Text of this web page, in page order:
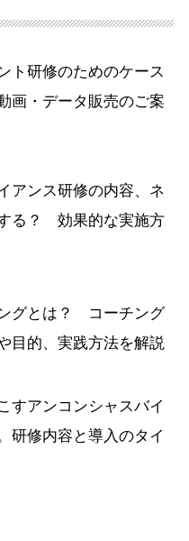
ト研修のためのケース
画・データ販売のご案
アンス研修の内容、ネ
る？ 効果的な実施方
グとは？ コーチング
目的、実践方法を解説
すアンコンシャスバイ
研修内容と導入のタイ